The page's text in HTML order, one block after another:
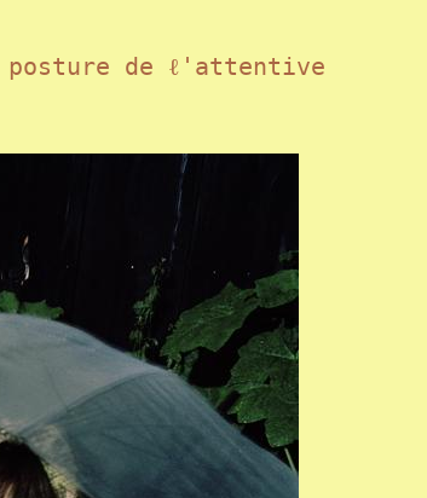
posture de ℓ'attentive